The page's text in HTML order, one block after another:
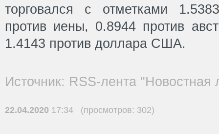
торговался с отметками
против иены, 0.8944 против
1.4143 против доллара США.
Источник: RSS-лента "Новостная
22.04.2020 17:34 (просмотров: 302)